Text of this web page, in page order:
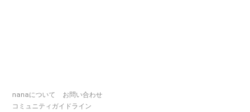
nanaについて
お問い合わせ
コミュニティガイドライン